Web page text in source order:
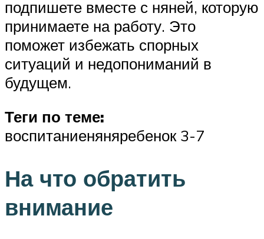
подпишете вместе с няней, которую
принимаете на работу. Это
поможет избежать спорных
ситуаций и недопониманий в
будущем.
Теги по теме:
воспитаниеняняребенок 3-7
На что обратить
внимание